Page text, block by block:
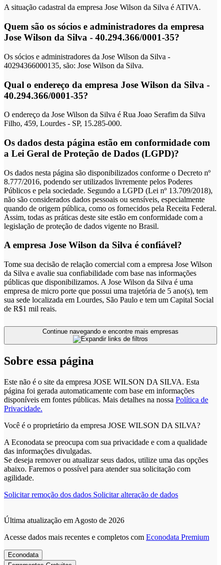
A situação cadastral da empresa Jose Wilson da Silva é ATIVA.
Quem são os sócios e administradores da empresa
Jose Wilson da Silva - 40.294.366/0001-35?
Os sócios e administradores da Jose Wilson da Silva -
40294366000135, são: Jose Wilson da Silva.
Qual o endereço da empresa Jose Wilson da Silva -
40.294.366/0001-35?
O endereço da Jose Wilson da Silva é Rua Joao Serafim da Silva
Filho, 459, Lourdes - SP, 15.285-000.
Os dados desta página estão em conformidade com
a Lei Geral de Proteção de Dados (LGPD)?
Os dados nesta página são disponibilizados conforme o Decreto nº
8.777/2016, podendo ser utilizados livremente pelos Poderes
Públicos e pela sociedade. Segundo a LGPD (Lei nº 13.709/2018),
não são considerados dados pessoais ou sensíveis, especialmente
quando de origem pública, como os fornecidos pela Receita Federal.
Assim, todas as práticas deste site estão em conformidade com a
legislação de proteção de dados vigente no Brasil.
A empresa Jose Wilson da Silva é confiável?
Tome sua decisão de relação comercial com a empresa Jose Wilson
da Silva e avalie sua confiabilidade com base nas informações
públicas que disponibilizamos. A Jose Wilson da Silva é uma
empresa de micro porte que possui uma trajetória de 5 ano(s), tem
sua sede localizada em Lourdes, São Paulo e tem um Capital Social
de R$1 mil reais.
Sobre essa página
Este não é o site da empresa JOSE WILSON DA SILVA. Esta
página foi gerada automaticamente com base em informações
disponíveis em fontes públicas. Mais detalhes na nossa Política de
Privacidade.
Você é o proprietário da empresa JOSE WILSON DA SILVA?
A Econodata se preocupa com sua privacidade e com a qualidade
das informações divulgadas.
Se deseja remover ou atualizar seus dados, utilize uma das opções
abaixo. Faremos o possível para atender sua solicitação com
agilidade.
Solicitar remoção dos dados Solicitar alteração de dados
Última atualização em Agosto de 2026
Acesse dados mais recentes e completos com Econodata Premium
Econodata